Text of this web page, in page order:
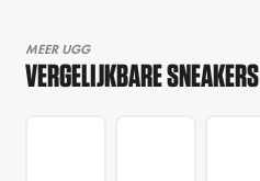
MEER UGG
VERGELIJKBARE SNEAKERS